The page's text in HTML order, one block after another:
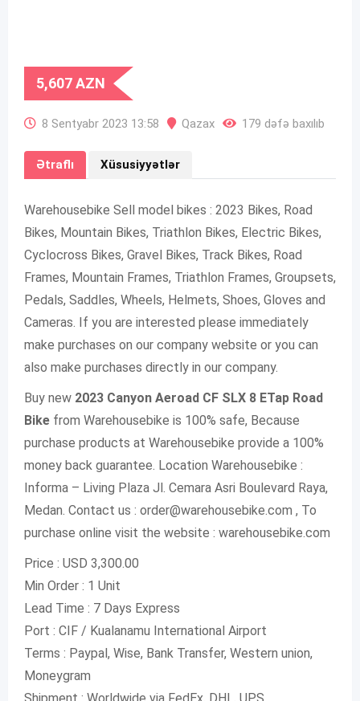
5,607AZN
8 Sentyabr 2023 13:58 Qazax 179 dəfə baxılıb
Ətraflı Xüsusiyyətlər
Warehousebike Sell model bikes : 2023 Bikes, Road
Bikes, Mountain Bikes, Triathlon Bikes, Electric Bikes,
Cyclocross Bikes, Gravel Bikes, Track Bikes, Road
Frames, Mountain Frames, Triathlon Frames, Groupsets,
Pedals, Saddles, Wheels, Helmets, Shoes, Gloves and
Cameras. If you are interested please immediately
make purchases on our company website or you can
also make purchases directly in our company.
Buy new 2023 Canyon Aeroad CF SLX 8 ETap Road
Bike from Warehousebike is 100% safe, Because
purchase products at Warehousebike provide a 100%
money back guarantee. Location Warehousebike :
Informa – Living Plaza Jl. Cemara Asri Boulevard Raya,
Medan. Contact us : order@warehousebike.com , To
purchase online visit the website : warehousebike.com
Price : USD 3,300.00
Min Order : 1 Unit
Lead Time : 7 Days Express
Port : CIF / Kualanamu International Airport
Terms : Paypal, Wise, Bank Transfer, Western union,
Moneygram